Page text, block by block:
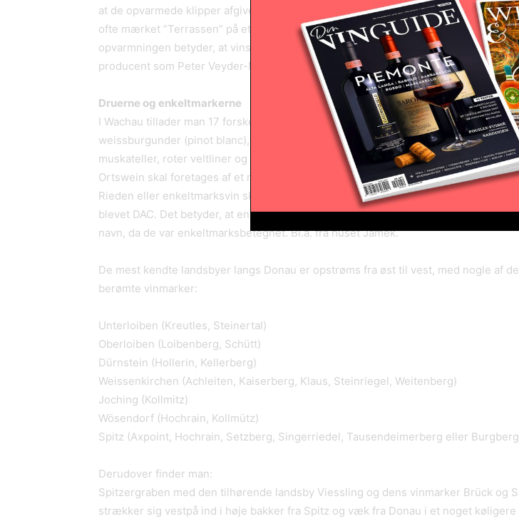
at de opvarmede klipper afgiver varme om natten. De vine, som er dyrket på stejle
ofte mærket ”Terrassen” på etiketterne. Hvis de da ikke har enkeltmarksnavnet på.
opvarmningen betyder, at vinstokke nær ved klippemurene ofte er de første, der
producent som Peter Veyder-Malberg høster disse omkring en måned tidligere
Druerne og enkeltmarkerne
I Wachau tillader man 17 forskellige druesorter, herunder grüner veltliner, riesling,
weissburgunder (pinot blanc), grauburgunder (pinot gris), sauvignon blanc,
muskateller, roter veltliner og xweigelt samt blandinger fra alle dele af regionen,
Ortswein skal foretages af et mindre udvalg af ni sorter inden for en enkelt
Rieden eller enkeltmarksvin skal være enten grüner veltliner eller riesling, efter at
blevet DAC. Det betyder, at en række vine på bl.a. weissburgunder nu er nødsaget
navn, da de var enkeltmarksbetegnet. Bl.a. fra huset Jamek.
De mest kendte landsbyer langs Donau er opstrøms fra øst til vest, med nogle af
berømte vinmarker:
Unterloiben (Kreutles, Steinertal)
Oberloiben (Loibenberg, Schütt)
Dürnstein (Hollerin, Kellerberg)
Weissenkirchen (Achleiten, Kaiserberg, Klaus, Steinriegel, Weitenberg)
Joching (Kollmitz)
Wösendorf (Hochrain, Kollmütz)
Spitz (Axpoint, Hochrain, Setzberg, Singerriedel, Tausendeimerberg eller
Derudover finder man:
Spitzergraben med den tilhørende landsby Viessling og dens vinmarker Brück og
strækker sig vestpå ind i høje bakker fra Spitz og væk fra Donau i et noget køligere